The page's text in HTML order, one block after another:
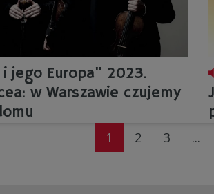
jego Europa" 2023.
w Warszawie czujemy
1 2 3 ...